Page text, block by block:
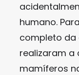
humano.
completo da
realizaram a
mamíferos